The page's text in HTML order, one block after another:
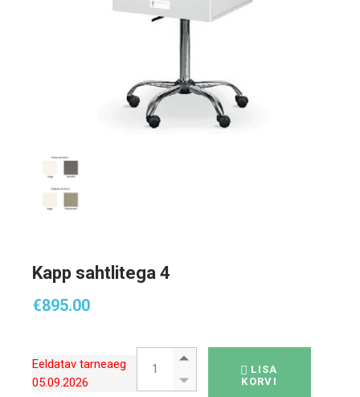
Kapp sahtlitega 4
€895.00
Eeldatav tarneaeg
05.09.2026
Kapp sahtlitega 4 quantity
LISA
KORVI